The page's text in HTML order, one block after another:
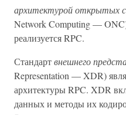
архитектурой открытых
Network Computing —
реализуется RPC.
Стандартвнешнего
Representation — XDR)
архитектуры RPC. XDR
данных и методы их